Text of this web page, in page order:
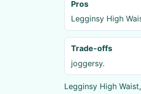
Pros
Legginsy High
Trade-offs
joggersy.
Legginsy High